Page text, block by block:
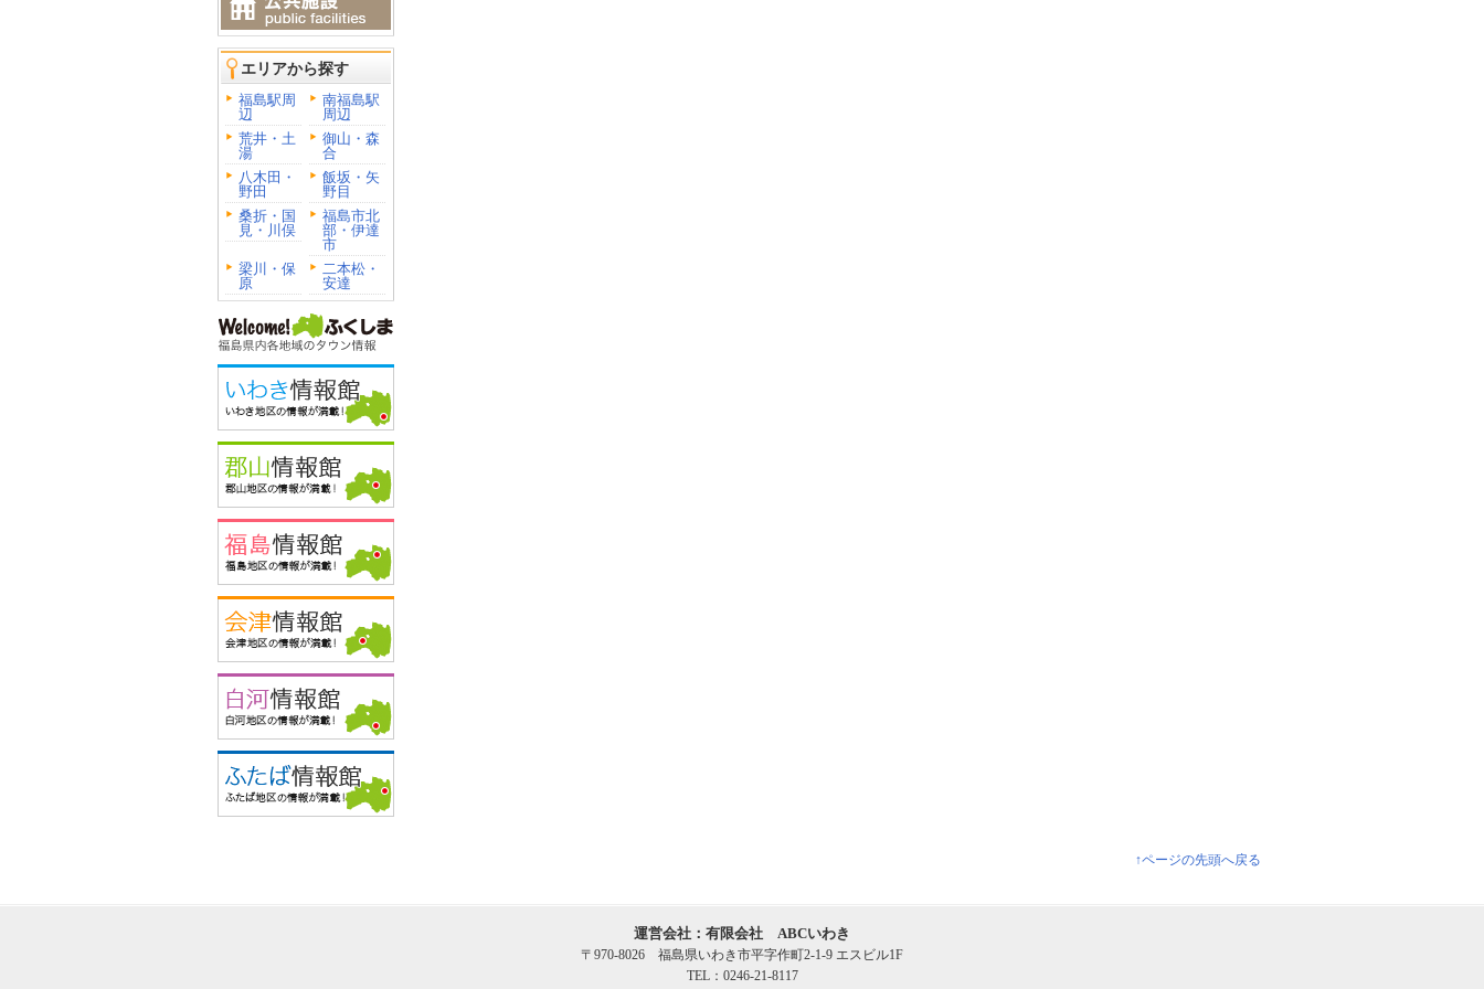
エリアから探す
福島駅周
辺
南福島駅
周辺
荒井・土
湯
御山・森
合
八木田・
野田
飯坂・矢
野目
桑折・国
見・川俣
福島市北
部・伊達
市
梁川・保
原
二本松・
安達
↑ページの先頭へ戻る
運営会社：有限会社 ABCいわき
〒970-8026 福島県いわき市平字作町2-1-9 エスビル1F
TEL：0246-21-8117